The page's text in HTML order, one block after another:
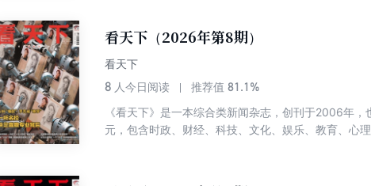
看天下（2026年第8期）
看天下
8 人今日阅读 推荐值 81.1%
《看天下》是一本综合类新闻杂志，创刊于2006年
元，包含时政、财经、科技、文化、娱乐、教育、心